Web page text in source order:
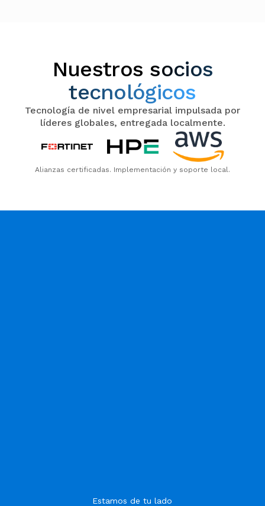
Nuestros socios
tecnológicos
Tecnología de nivel empresarial impulsada por
líderes globales, entregada localmente.
Alianzas certificadas. Implementación y soporte local.
Estamos de tu lado